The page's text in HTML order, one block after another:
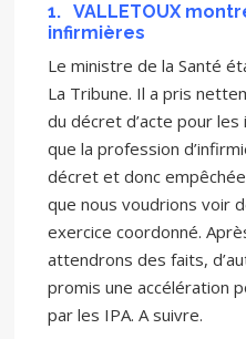
1.VALLETOUX
infirmières
Le ministre de la Santé
La Tribune. Il a pris
du décret d’acte pour
que la profession
décret et donc
que nous voudrions voir
exercice coordonné.
attendrons des faits,
promis une accélération
par les IPA. A suivre.